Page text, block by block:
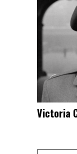
Victoria